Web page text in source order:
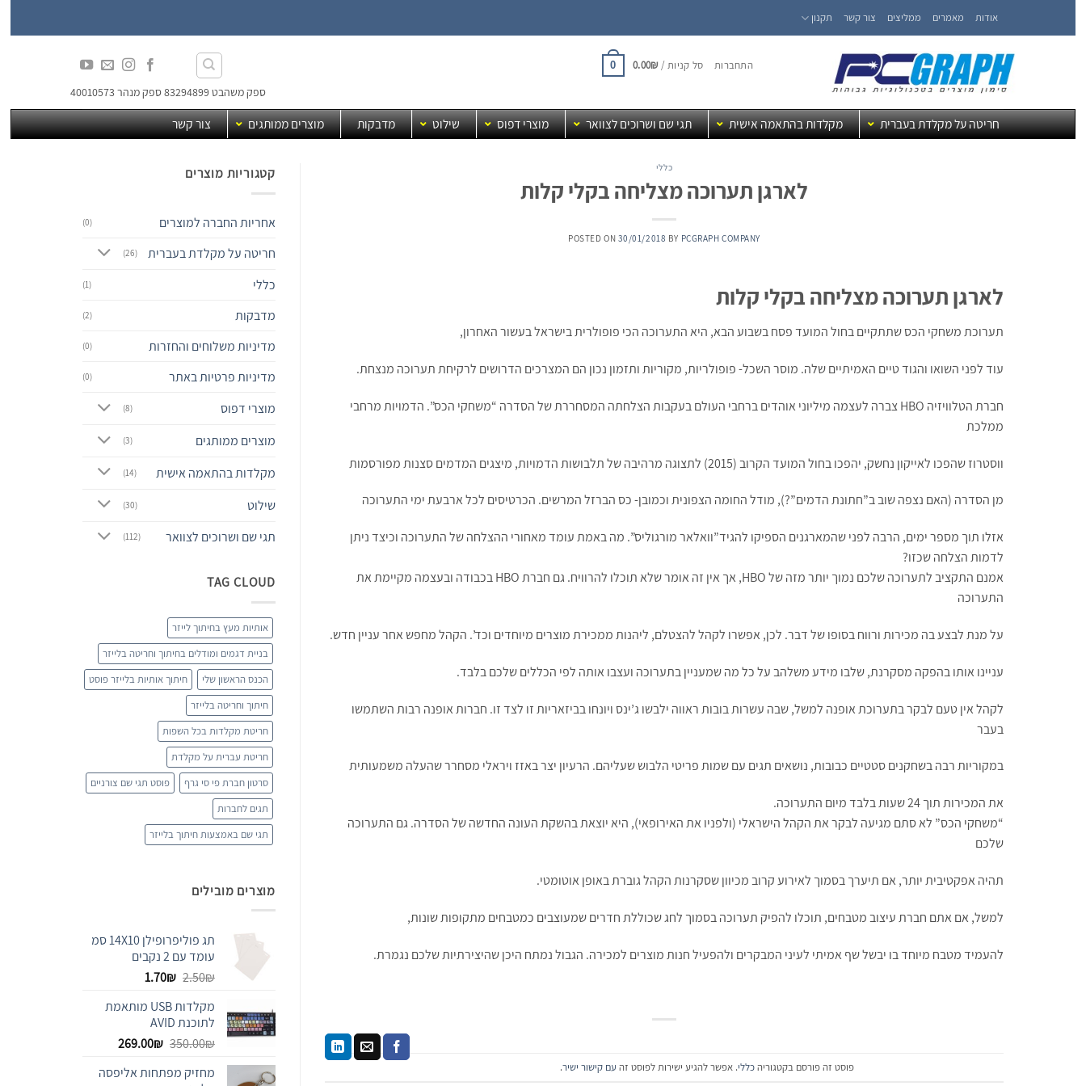
אודות מאמרים ממליצים צור קשר תקנון
התחברות סל קניות / 0.00₪
0
ספק משהבט 83294899 ספק מנהר 40010573
חריטה על מקלדת בעברית מקלדות בהתאמה אישית תגי שם ושרוכים לצוואר מוצרי דפוס שילוט מדבקות מוצרים ממותגים צור קשר
כללי
לארגן תערוכה מצליחה בקלי קלות
POSTED ON 30/01/2018 BY PCGRAPH COMPANY
לארגן תערוכה מצליחה בקלי קלות
תערוכת משחקי הכס שתתקיים בחול המועד פסח בשבוע הבא, היא התערוכה הכי פופולרית בישראל בעשור האחרון,
עוד לפני השואו והגוד טיים האמיתיים שלה. מוסר השכל- פופולריות, מקוריות ותזמון נכון הם המצרכים הדרושים לרקיחת תערוכה מנצחת.
חברת הטלוויזיה HBO צברה לעצמה מיליוני אוהדים ברחבי העולם בעקבות הצלחתה המסחררת של הסדרה “משחקי הכס”. הדמויות מרחבי
ממלכת
ווסטרוז שהפכו לאייקון נחשק, יהפכו בחול המועד הקרוב (2015) לתצוגה מרהיבה של תלבושות הדמויות, מיצגים המדמים סצנות מפורסמות
מן הסדרה (האם נצפה שוב ב”חתונת הדמים”?), מודל החומה הצפונית וכמובן- כס הברזל המרשים. הכרטיסים לכל ארבעת ימי התערוכה
אזלו תוך מספר ימים, הרבה לפני שהמארגנים הספיקו להגיד”וואלאר מורגוליס”. מה באמת עומד מאחורי ההצלחה של התערוכה וכיצד ניתן
לדמות הצלחה שכזו?
אמנם התקציב לתערוכה שלכם נמוך יותר מזה של HBO, אך אין זה אומר שלא תוכלו להרוויח. גם חברת HBO בכבודה ובעצמה מקיימת את
התערוכה
על מנת לבצע בה מכירות ורווח בסופו של דבר. לכן, אפשרו לקהל להצטלם, ליהנות ממכירת מוצרים מיוחדים וכד’. הקהל מחפש אחר עניין חדש.
עניינו אותו בהפקה מסקרנת, שלבו מידע משלהב על כל מה שמעניין בתערוכה ועצבו אותה לפי הכללים שלכם בלבד.
לקהל אין טעם לבקר בתערוכת אופנה למשל, שבה עשרות בובות ראווה ילבשו ג’ינס ויונחו בביזאריות זו לצד זו. חברות אופנה רבות השתמשו
בעבר
במקוריות רבה בשחקנים סטטיים כבובות, נושאים תגים עם שמות פריטי הלבוש שעליהם. הרעיון יצר באזז ויראלי מסחרר שהעלה משמעותית
את המכירות תוך 24 שעות בלבד מיום התערוכה.
“משחקי הכס” לא סתם מגיעה לבקר את הקהל הישראלי (ולפניו את האירופאי), היא יוצאת בהשקת העונה החדשה של הסדרה. גם התערוכה
שלכם
תהיה אפקטיבית יותר, אם תיערך בסמוך לאירוע קרוב מכיוון שסקרנות הקהל גוברת באופן אוטומטי.
למשל, אם אתם חברת עיצוב מטבחים, תוכלו להפיק תערוכה בסמוך לחג שכוללת חדרים שמעוצבים כמטבחים מתקופות שונות,
להעמיד מטבח מיוחד בו יבשל שף אמיתי לעיני המבקרים ולהפעיל חנות מוצרים למכירה. הגבול נמתח היכן שהיצירתיות שלכם נגמרת.
פוסט זה פורסם בקטגוריהכללי. אפשר להגיע ישירות לפוסט זה עם קישור ישיר.
קטגוריות מוצרים
אחריות החברה למוצרים (0)
חריטה על מקלדת בעברית (26)
כללי (1)
מדבקות (2)
מדיניות משלוחים והחזרות (0)
מדיניות פרטיות באתר (0)
מוצרי דפוס (8)
מוצרים ממותגים (3)
מקלדות בהתאמה אישית (14)
שילוט (30)
תגי שם ושרוכים לצוואר (112)
TAG CLOUD
אותיות מעץ בחיתוך לייזר
בניית דגמים ומודלים בחיתוך וחריטה בלייזר
הכנס הראשון שלי
חיתוך אותיות בלייזר פוסט
חיתוך וחריטה בלייזר
חריטת מקלדות בכל השפות
חריטת עברית על מקלדת
סרטון חברת פי סי גרף
פוסט תגי שם צורניים
תגים לחברות
תגי שם באמצעות חיתוך בלייזר
מוצרים מובילים
תג פוליפרופילן 14X10 סמ
עומד עם 2 נקבים
2.50₪
המחיר
היה:
2.50₪.
1.70₪
המחיר
הוא:
מקלדות USB מותאמת
לתוכנת AVID
350.00₪
המחיר
היה:
269.00₪
המחיר
הוא:
מחזיק מפתחות אליפסה